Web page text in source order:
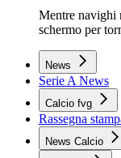
Mentre navighi
schermo per
News
Serie A News
Calcio fvg
Rassegna
News Calcio